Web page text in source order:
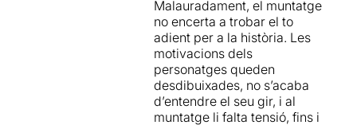
gent.
Ens defensem, ens
justifiquem, ens emparem
darrere el líder, la família,
l'amant, el cap a la feina, .... i
deixem que les coses
passin. Anteposem les
Malauradament, el muntatge
no encerta a trobar el to
adient per a la història. Les
motivacions dels
personatges queden
desdibuixades, no s’acaba
d’entendre el seu gir, i al
muntatge li falta tensió, fins i